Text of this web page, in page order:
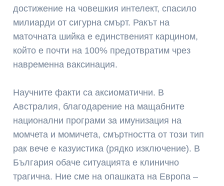
достижение на човешкия интелект, спасило
милиарди от сигурна смърт. Ракът на
маточната шийка е единственият карцином,
който е почти на 100% предотвратим чрез
навременна ваксинация.
Научните факти са аксиоматични. В
Австралия, благодарение на мащабните
национални програми за имунизация на
момчета и момичета, смъртността от този тип
рак вече е казуистика (рядко изключение). В
България обаче ситуацията е клинично
трагична. Ние сме на опашката на Европа –